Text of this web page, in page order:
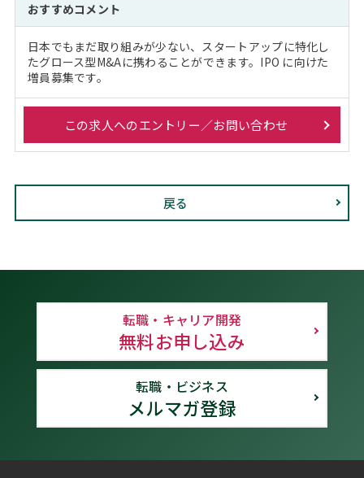
おすすめコメント
日本でもまだ取り組みが少ない、スタートアップに特化し
たグロース型M&Aに携わることができます。IPO に向けた
増員募集です。
この求人へのエントリー／お問い合わせ
戻る
転職・キャリア開発
無料お申し込み
転職・ビジネス
メルマガ登録